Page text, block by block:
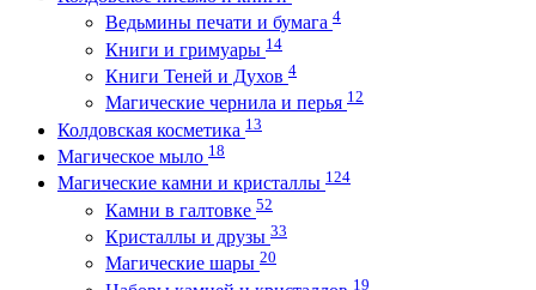
Ведьмины печати и бумага 4
Книги и гримуары 14
Книги Теней и Духов 4
Магические чернила и перья 12
Колдовская косметика 13
Магическое мыло 18
Магические камни и кристаллы 124
Камни в галтовке 52
Кристаллы и друзы 33
Магические шары 20
19